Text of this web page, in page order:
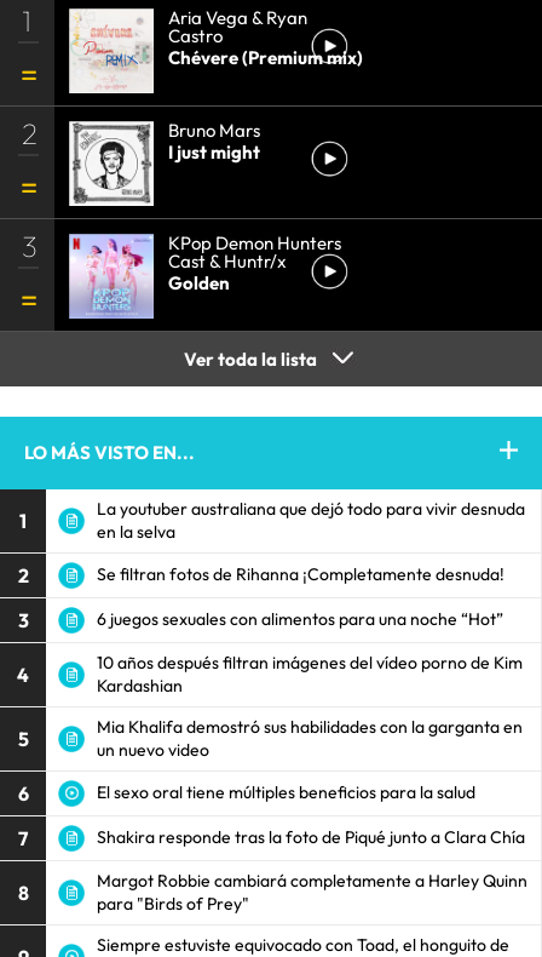
1 Aria Vega & Ryan
Castro
Chévere (Premium mix)
2
Bruno Mars
I just might
3 KPop Demon Hunters
Cast & Huntr/x
Golden
Ver toda la lista
LO MÁS VISTO EN...
1
La youtuber australiana que dejó todo para vivir desnuda
en la selva
2 Se filtran fotos de Rihanna ¡Completamente desnuda!
3 6 juegos sexuales con alimentos para una noche “Hot”
4
10 años después filtran imágenes del vídeo porno de Kim
Kardashian
5
Mia Khalifa demostró sus habilidades con la garganta en
un nuevo video
6 El sexo oral tiene múltiples beneficios para la salud
7 Shakira responde tras la foto de Piqué junto a Clara Chía
8
Margot Robbie cambiará completamente a Harley Quinn
para "Birds of Prey"
Siempre estuviste equivocado con Toad, el honguito de